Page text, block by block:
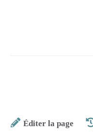
Éditer la page